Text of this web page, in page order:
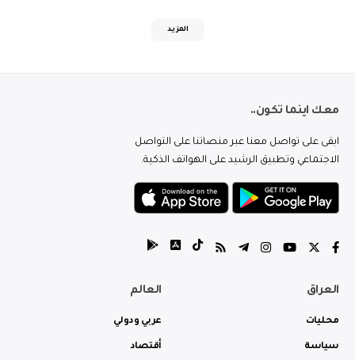
المزيد
معك اينما تكون..
ابقى على تواصل معنا عبر منصاتنا على التواصل
الاجتماعي وتطبيق الرشيد على الهواتف الذكية.
العراق
محليات
سياسة
العالم
عربي ودولي
أقتصاد